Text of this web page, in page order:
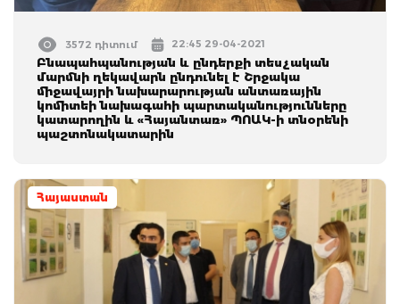
3572 դիտում 22:45 29-04-2021
Բնապահպանության և ընդերքի տեսչական
մարմնի ղեկավարն ընդունել է Շրջակա
միջավայրի նախարարության անտառային
կոմիտեի նախագահի պարտականությունները
կատարողին և «Հայանտառ» ՊՈԱԿ-ի տնօրենի
պաշտոնակատարին
Հայաստան